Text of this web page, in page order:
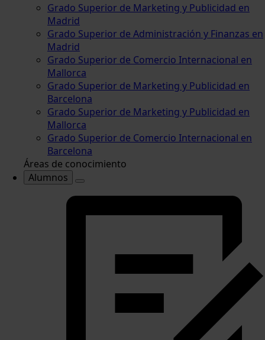
Grado Superior de Marketing y Publicidad en
Madrid
Grado Superior de Administración y Finanzas en
Madrid
Grado Superior de Comercio Internacional en
Mallorca
Grado Superior de Marketing y Publicidad en
Barcelona
Grado Superior de Marketing y Publicidad en
Mallorca
Grado Superior de Comercio Internacional en
Barcelona
Áreas de conocimiento
Alumnos